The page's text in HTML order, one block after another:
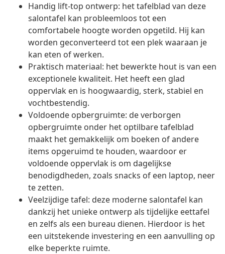
Handig lift-top ontwerp: het tafelblad van deze
salontafel kan probleemloos tot een
comfortabele hoogte worden opgetild. Hij kan
worden geconverteerd tot een plek waaraan je
kan eten of werken.
Praktisch materiaal: het bewerkte hout is van een
exceptionele kwaliteit. Het heeft een glad
oppervlak en is hoogwaardig, sterk, stabiel en
vochtbestendig.
Voldoende opbergruimte: de verborgen
opbergruimte onder het optilbare tafelblad
maakt het gemakkelijk om boeken of andere
items opgeruimd te houden, waardoor er
voldoende oppervlak is om dagelijkse
benodigdheden, zoals snacks of een laptop, neer
te zetten.
Veelzijdige tafel: deze moderne salontafel kan
dankzij het unieke ontwerp als tijdelijke eettafel
en zelfs als een bureau dienen. Hierdoor is het
een uitstekende investering en een aanvulling op
elke beperkte ruimte.